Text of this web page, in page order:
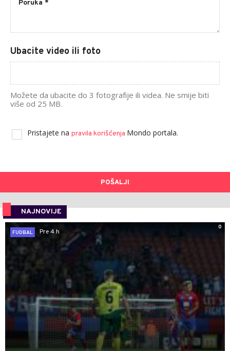
Ubacite video ili foto
Možete da ubacite do 3 fotografije ili videa. Ne smije biti
više od 25 MB.
Pristajete na pravila korišćenja Mondo portala.
POŠALJI
NAJNOVIJE
0
FUDBAL
Pre 4 h